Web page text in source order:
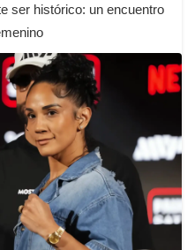
ser histórico: un encuentro